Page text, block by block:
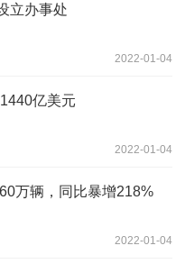
立办事处
2022-01-04
亿美元
2022-01-04
万辆，同比暴增218%
2022-01-04